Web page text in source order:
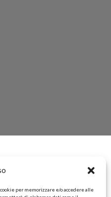
per memorizzare e/o accedere alle